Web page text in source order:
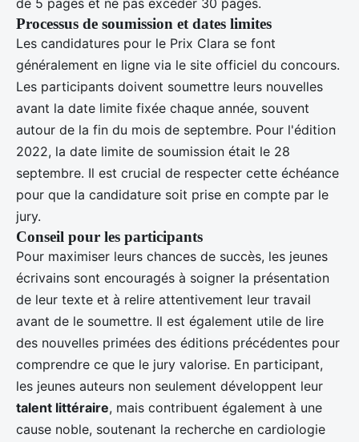
de 5 pages et ne pas excéder 30 pages.
Processus de soumission et dates limites
Les candidatures pour le Prix Clara se font
généralement en ligne via le site officiel du concours.
Les participants doivent soumettre leurs nouvelles
avant la date limite fixée chaque année, souvent
autour de la fin du mois de septembre. Pour l'édition
2022, la date limite de soumission était le 28
septembre. Il est crucial de respecter cette échéance
pour que la candidature soit prise en compte par le
jury.
Conseil pour les participants
Pour maximiser leurs chances de succès, les jeunes
écrivains sont encouragés à soigner la présentation
de leur texte et à relire attentivement leur travail
avant de le soumettre. Il est également utile de lire
des nouvelles primées des éditions précédentes pour
comprendre ce que le jury valorise. En participant,
les jeunes auteurs non seulement développent leur
talent littéraire, mais contribuent également à une
cause noble, soutenant la recherche en cardiologie